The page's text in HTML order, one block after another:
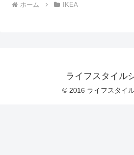
ホーム IKEA
ライフスタイル
© 2016 ライフスタイ